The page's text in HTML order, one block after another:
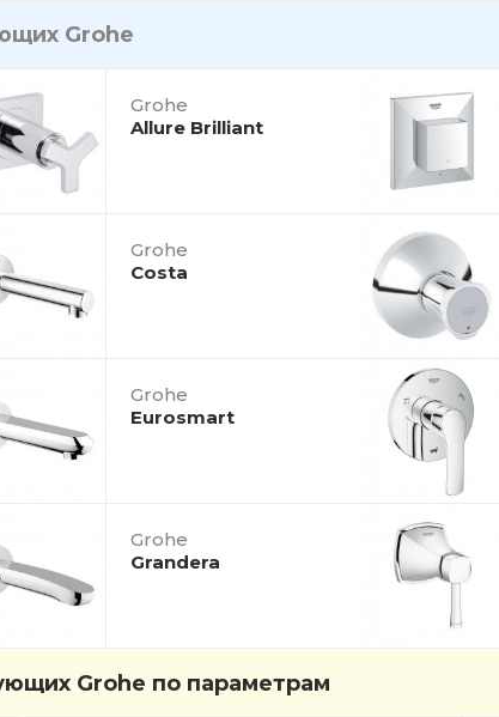
Grohe
Grohe
Allure Brilliant
Grohe
Costa
Grohe
Eurosmart
Grohe
Grandera
Grohe по параметрам